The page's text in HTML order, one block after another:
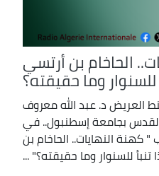
الحاخام بن أرتسي
للسنوار وما حقيقته؟
العريض د. عبد الله معروف
بجامعة إسطنبول.. في
كهنة النهايات.. الحاخام بن
تنبأ للسنوار وما حقيقته؟" ...